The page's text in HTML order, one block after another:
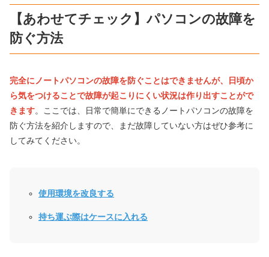
【あわせてチェック】パソコンの故障を
防ぐ方法
完全にノートパソコンの故障を防ぐことはできませんが、日頃か
ら気をつけることで故障が起こりにくい状況は作り出すことがで
きます。ここでは、日常で簡単にできるノートパソコンの故障を
防ぐ方法を紹介しますので、まだ故障していない方はぜひ参考に
してみてください。
使用環境を改良する
持ち運ぶ際はケースに入れる